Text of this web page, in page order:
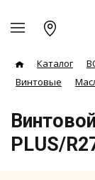
Каталог
Винтовые
PLUS/